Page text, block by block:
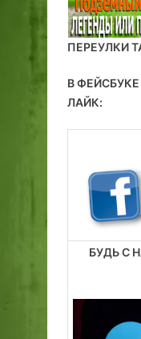
ПЕРЕУЛКИ
В
ЛАЙК:
БУДЬ С